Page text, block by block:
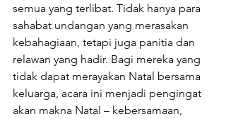
semua yang terlibat. Tidak hanya para
sahabat undangan yang merasakan
kebahagiaan, tetapi juga panitia dan
relawan yang hadir. Bagi mereka yang
tidak dapat merayakan Natal bersama
keluarga, acara ini menjadi pengingat
akan makna Natal – kebersamaan,